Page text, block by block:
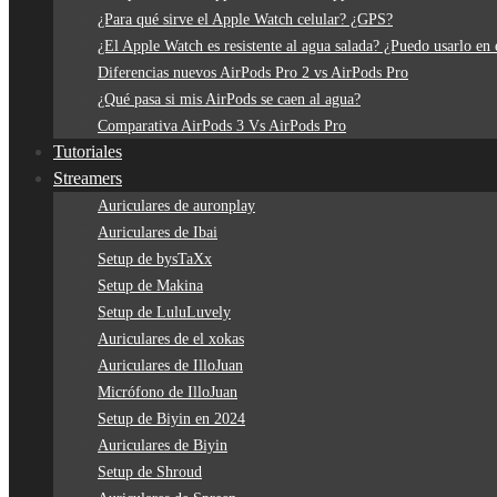
¿Para qué sirve el Apple Watch celular? ¿GPS?
¿El Apple Watch es resistente al agua salada? ¿Puedo usarlo en
Diferencias nuevos AirPods Pro 2 vs AirPods Pro
¿Qué pasa si mis AirPods se caen al agua?
Comparativa AirPods 3 Vs AirPods Pro
Tutoriales
Streamers
Auriculares de auronplay
Auriculares de Ibai
Setup de bysTaXx
Setup de Makina
Setup de LuluLuvely
Auriculares de el xokas
Auriculares de IlloJuan
Micrófono de IlloJuan
Setup de Biyin en 2024
Auriculares de Biyin
Setup de Shroud